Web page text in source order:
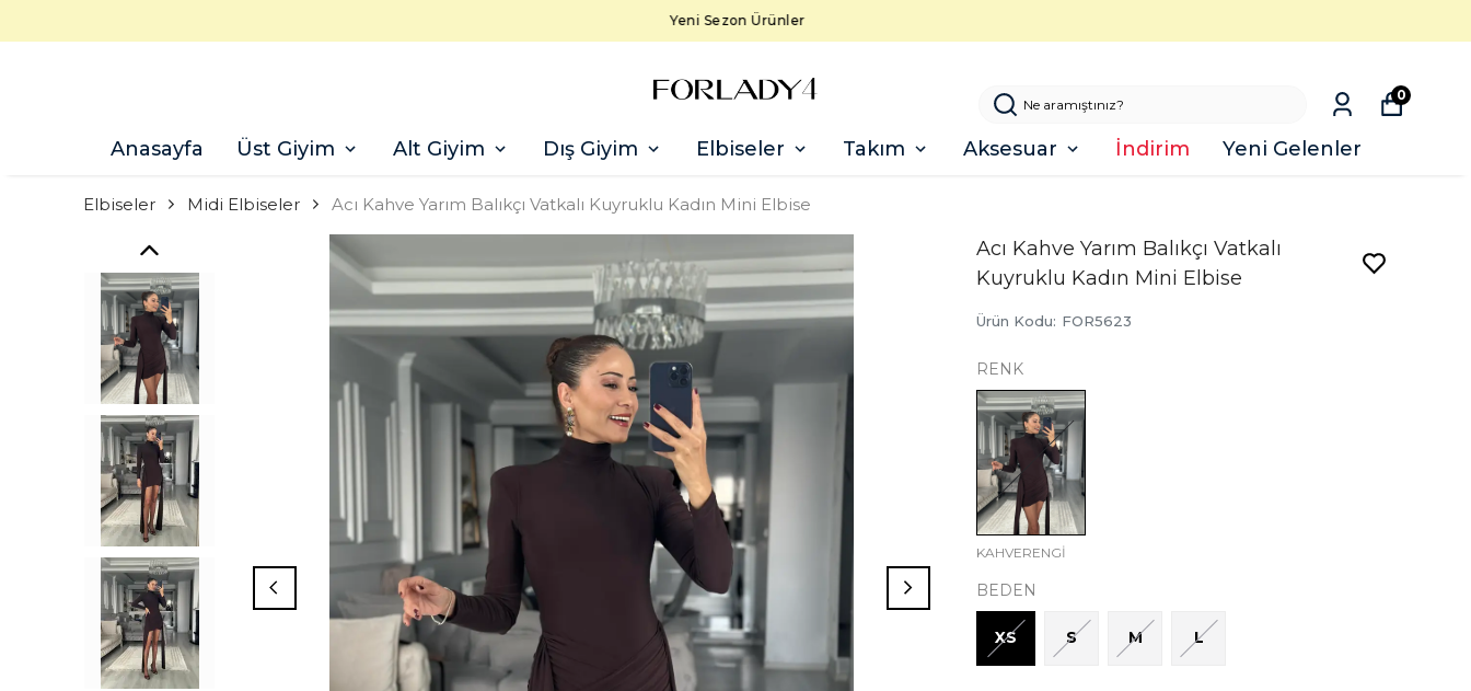
Yeni Sezon Ürünler
Anasayfa Üst Giyim Alt Giyim Dış Giyim Elbiseler Takım Aksesuar İndirim Yeni Gelenler
0
Elbiseler Midi Elbiseler Acı Kahve Yarım Balıkçı Vatkalı Kuyruklu Kadın Mini Elbise
Acı Kahve Yarım Balıkçı Vatkalı
Kuyruklu Kadın Mini Elbise
Ürün Kodu: FOR5623
RENK
KAHVERENGİ
BEDEN
XS S M L